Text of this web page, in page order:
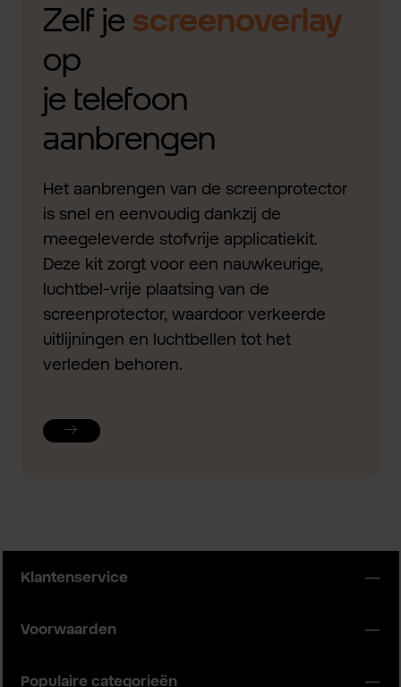
Zelf je screenoverlay
op
je telefoon
aanbrengen
Het aanbrengen van de screenprotector
is snel en eenvoudig dankzij de
meegeleverde stofvrije applicatiekit.
Deze kit zorgt voor een nauwkeurige,
luchtbel-vrije plaatsing van de
screenprotector, waardoor verkeerde
uitlijningen en luchtbellen tot het
verleden behoren.
Klantenservice
Voorwaarden
Populaire categorieën